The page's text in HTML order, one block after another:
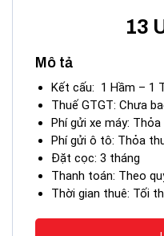
nhưng lại nhấn mạnh
dụng tòa nhà mà
nào cả, không gian
phát triển doanh
điện chiếu sáng theo
đủ ánh sáng cho toàn
tốt, đảm bảo sự tĩnh
nhau trong tòa nhà.
13
Mô tả
Kết cấu: 1 Hầm – 1
Thuế GTGT: Chưa
Phí gửi xe máy:
Phí gửi ô tô: Thỏa
Đặt cọc: 3 tháng
Thanh toán: Theo
Thời gian thuê: Tối